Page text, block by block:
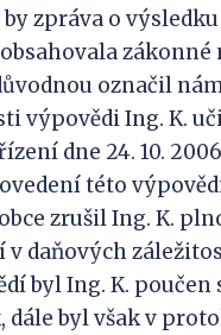
zpráva o
zákonné
označil
výpovědi Ing. K.
dne 24. 10.
této
zrušil Ing. K.
v daňových
byl Ing. K. poučen
dále byl však v